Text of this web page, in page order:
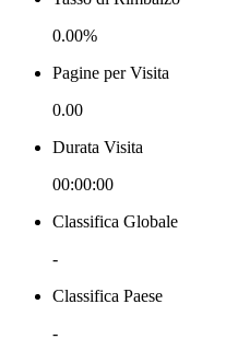
0.00%
Pagine per Visita
0.00
Durata Visita
00:00:00
Classifica Globale
-
Classifica Paese
-